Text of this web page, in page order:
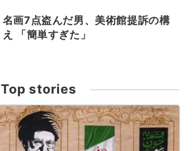
名画7点盗んだ男、美術館提訴の構
え 「簡単すぎた」
Top stories